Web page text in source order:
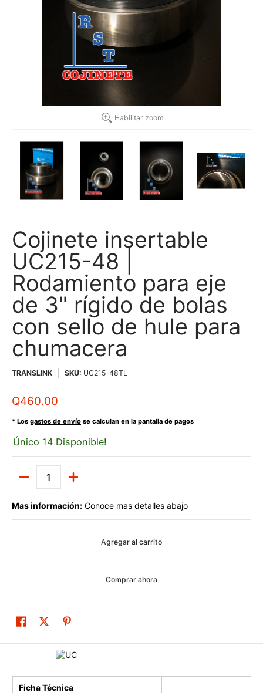
Habilitar zoom
Cojinete insertable
UC215-48 |
Rodamiento para eje
de 3" rígido de bolas
con sello de hule para
chumacera
TRANSLINK SKU: UC215-48TL
Q460.00
* Los gastos de envío se calculan en la pantalla de pagos
Único 14 Disponible!
Mas información: Conoce mas detalles abajo
Agregar al carrito
Comprar ahora
Ficha Técnica